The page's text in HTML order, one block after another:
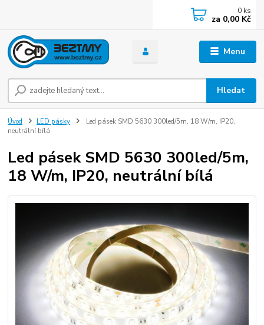
Menu
Hledat
0 ks
za 0,00 Kč
Úvod LED pásky
Led pásek SMD 5630 300led/5m, 18 W/m, IP20,
neutrální bílá
Led pásek SMD 5630 300led/5m,
18 W/m, IP20, neutrální bílá